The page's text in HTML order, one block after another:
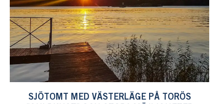
SJÖTOMT MED VÄSTERLÄGE PÅ TORÖS